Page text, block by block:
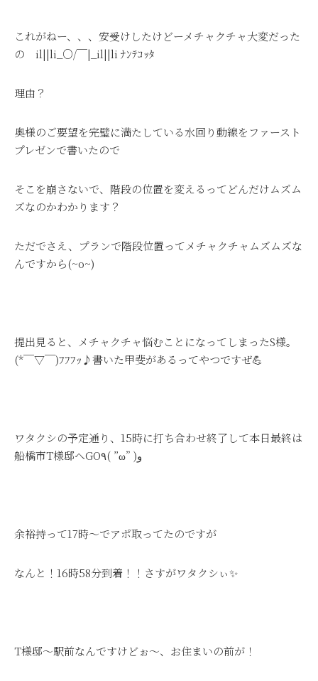
これがねー、、、安受けしたけどーメチャクチャ大変だった
の il||li_○/￣|_il||li ﾅﾝﾃｺｯﾀ
理由？
奥様のご要望を完璧に満たしている水回り動線をファースト
プレゼンで書いたので
そこを崩さないで、階段の位置を変えるってどんだけムズム
ズなのかわかります？
ただでさえ、プランで階段位置ってメチャクチャムズムズな
んですから(~o~)
提出見ると、メチャクチャ悩むことになってしまったS様。
(*￣▽￣)ﾌﾌﾌｯ♪書いた甲斐があるってやつですぜ💪
ワタクシの予定通り、15時に打ち合わせ終了して本日最終は
船橋市T様邸へGO٩( ”ω” )و
余裕持って17時～でアポ取ってたのですが
なんと！16時58分到着！！さすがワタクシぃ✨
T様邸～駅前なんですけどぉ～、お住まいの前が！